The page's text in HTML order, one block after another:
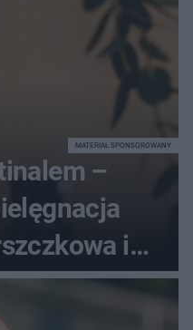
–
i
MATERIAŁ SPONSOROWANY